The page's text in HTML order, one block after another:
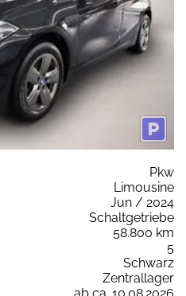
Pkw
Limousine
Jun / 2024
Schaltgetriebe
58.800 km
5
Schwarz
Zentrallager
ab ca. 10.08.2026